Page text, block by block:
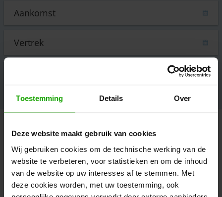
Toestemming Details Over
Deze website maakt gebruik van cookies
Wij gebruiken cookies om de technische werking van de
website te verbeteren, voor statistieken en om de inhoud
van de website op uw interesses af te stemmen. Met
deze cookies worden, met uw toestemming, ook
accommodatie zoeken!
Evenementen
FROM
Yin Yoga und Gongbad